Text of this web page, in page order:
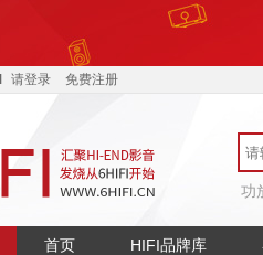
请登录 免费注册
功
首页 HIFI品牌库